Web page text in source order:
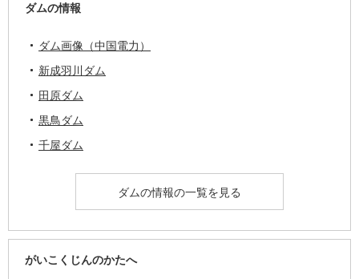
ダムの情報
ダム画像（中国電力）
新成羽川ダム
田原ダム
黒鳥ダム
千屋ダム
ダムの情報の一覧を見る
がいこくじんのかたへ